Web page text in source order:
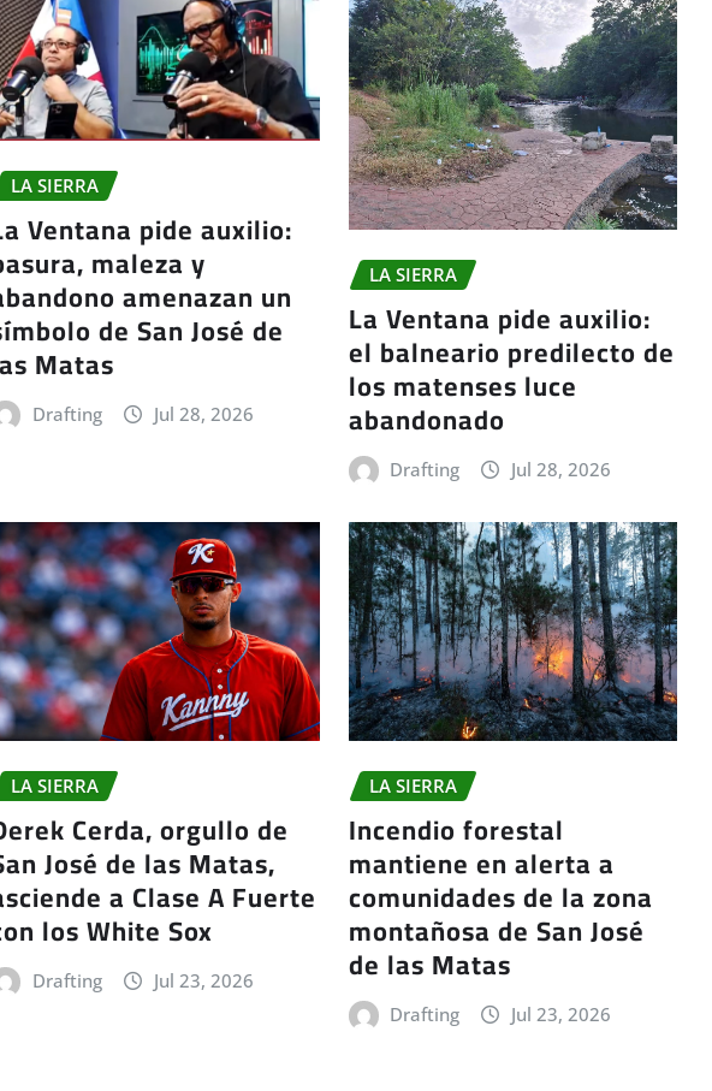
LA SIERRA
Ventana pide auxilio:
maleza y
amenazan un
de San José de
Matas
Drafting Jul 28, 2026
LA SIERRA
La Ventana pide auxilio:
el balneario predilecto de
los matenses luce
abandonado
Drafting Jul 28, 2026
LA SIERRA
Cerda, orgullo de
José de las Matas,
a Clase A Fuerte
los White Sox
Drafting Jul 23, 2026
LA SIERRA
Incendio forestal
mantiene en alerta a
comunidades de la zona
montañosa de San José
de las Matas
Drafting Jul 23, 2026